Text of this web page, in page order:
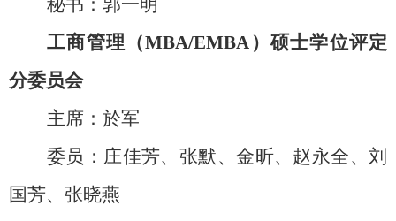
秘书：郭一明
工商管理（MBA/EMBA）硕士学位评定
分委员会
主席：於军
委员：庄佳芳、张默、金昕、赵永全、刘
国芳、张晓燕